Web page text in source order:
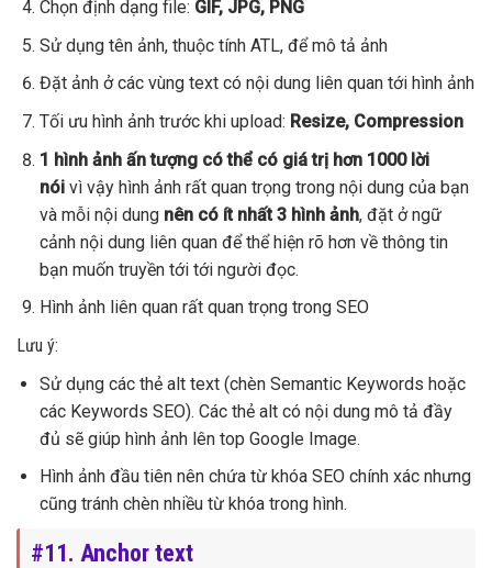
Chọn định dạng file: GIF, JPG, PNG
Sử dụng tên ảnh, thuộc tính ATL, để mô tả ảnh
Đặt ảnh ở các vùng text có nội dung liên quan tới hình ảnh
Tối ưu hình ảnh trước khi upload: Resize, Compression
1 hình ảnh ấn tượng có thể có giá trị hơn 1000 lời
nóivì vậy hình ảnh rất quan trọng trong nội dung của bạn
và mỗi nội dung nên có ít nhất 3 hình ảnh, đặt ở ngữ
cảnh nội dung liên quan để thể hiện rõ hơn về thông tin
bạn muốn truyền tới tới người đọc.
Hình ảnh liên quan rất quan trọng trong SEO
Lưu ý:
Sử dụng các thẻ alt text (chèn Semantic Keywords hoặc
các Keywords SEO). Các thẻ alt có nội dung mô tả đầy
đủ sẽ giúp hình ảnh lên top Google Image.
Hình ảnh đầu tiên nên chứa từ khóa SEO chính xác nhưng
cũng tránh chèn nhiều từ khóa trong hình.
#11. Anchor text